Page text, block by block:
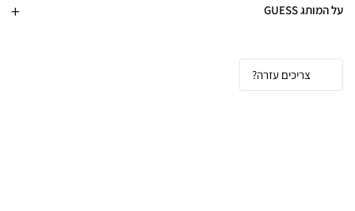
על המותג GUESS
צריכים עזרה?